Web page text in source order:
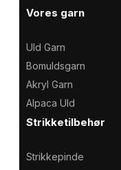
Vores garn
Uld Garn
Bomuldsgarn
Akryl Garn
Alpaca Uld
Strikketilbehør
Strikkepinde